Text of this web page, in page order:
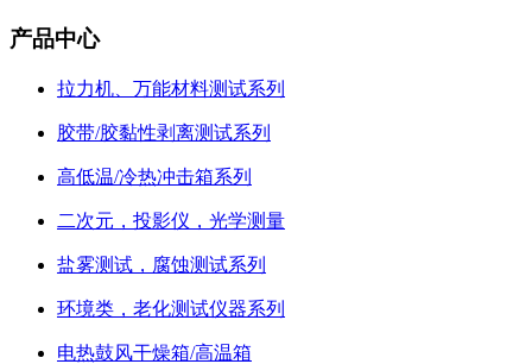
产品中心
拉力机、万能材料测试系列
胶带/胶黏性剥离测试系列
高低温/冷热冲击箱系列
二次元，投影仪，光学测量
盐雾测试，腐蚀测试系列
环境类，老化测试仪器系列
电热鼓风干燥箱/高温箱